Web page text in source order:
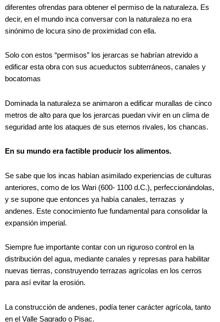
diferentes ofrendas para obtener el permiso de la naturaleza. Es
decir, en el mundo inca conversar con la naturaleza no era
sinónimo de locura sino de proximidad con ella.
Solo con estos “permisos” los jerarcas se habrían atrevido a
edificar esta obra con sus acueductos subterráneos, canales y
bocatomas
Dominada la naturaleza se animaron a edificar murallas de cinco
metros de alto para que los jerarcas puedan vivir en un clima de
seguridad ante los ataques de sus eternos rivales, los chancas.
En su mundo era factible producir los alimentos.
Se sabe que los incas habían asimilado experiencias de culturas
anteriores, como de los Wari (600- 1100 d.C.), perfeccionándolas,
y se supone que entonces ya había canales, terrazas y
andenes. Este conocimiento fue fundamental para consolidar la
expansión imperial.
Siempre fue importante contar con un riguroso control en la
distribución del agua, mediante canales y represas para habilitar
nuevas tierras, construyendo terrazas agrícolas en los cerros
para así evitar la erosión.
La construcción de andenes, podía tener carácter agrícola, tanto
en el Valle Sagrado o Pisac.